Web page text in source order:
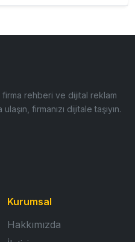
rehberi ve dijital reklam
firmanızı dijitale taşıyın.
Kurumsal
Hakkımızda